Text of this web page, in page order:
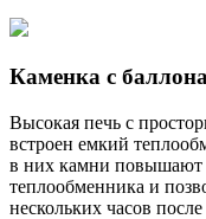
Каменка с
Высокая печь с
встроен емкий
в них камни повышают
теплообменника и
нескольких часов